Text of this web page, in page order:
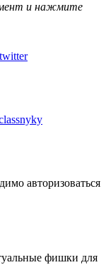
и нажмите
авторизоваться
фишки для